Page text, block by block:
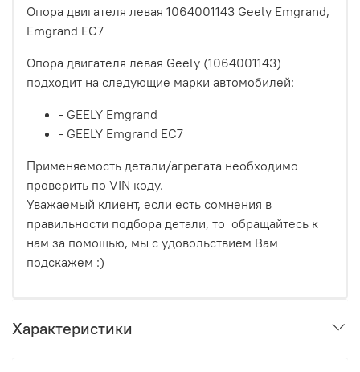
Опора двигателя левая 1064001143 Geely Emgrand,
Emgrand EC7
Опора двигателя левая Geely (1064001143)
подходит на следующие марки автомобилей:
- GEELY Emgrand
- GEELY Emgrand EC7
Применяемость детали/агрегата необходимо
проверить по VIN коду.
Уважаемый клиент, если есть сомнения в
правильности подбора детали, то обращайтесь к
нам за помощью, мы с удовольствием Вам
подскажем :)
Характеристики